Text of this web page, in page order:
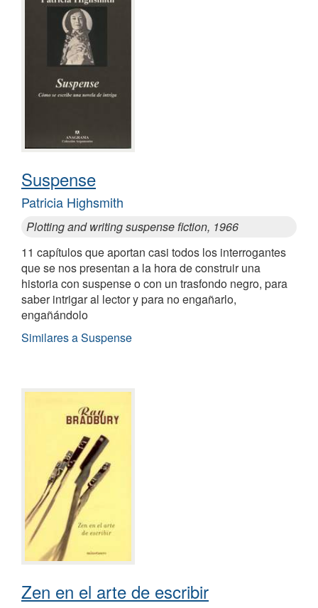
Suspense
Patricia Highsmith
Plotting and writing suspense fiction, 1966
11 capítulos que aportan casi todos los interrogantes
que se nos presentan a la hora de construir una
historia con suspense o con un trasfondo negro, para
saber intrigar al lector y para no engañarlo,
engañándolo
Similares a Suspense
Zen en el arte de escribir